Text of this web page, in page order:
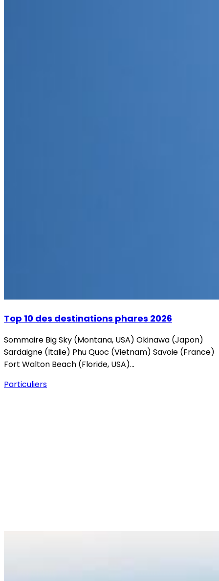
Top 10 des destinations phares 2026
Sommaire Big Sky (Montana, USA) Okinawa (Japon)
Sardaigne (Italie) Phu Quoc (Vietnam) Savoie (France)
Fort Walton Beach (Floride, USA)…
Particuliers